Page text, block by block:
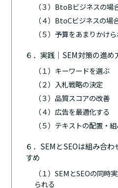
（３）BtoBビジネスの場
（４）BtoCビジネスの場
（５）予算をあまりかけ
６．実践｜SEM対策の進め
（１）キーワードを選ぶ
（２）入札戦略の決定
（３）品質スコアの改善
（４）広告を最適化する
（５）テキストの配置・
６．SEMとSEOは組み合
すめ
（１）SEMとSEOの同時
られる